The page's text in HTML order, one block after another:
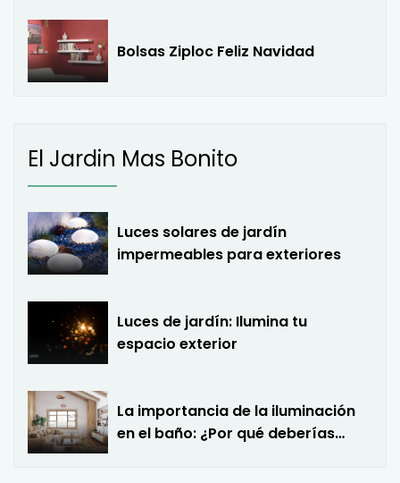
Bolsas Ziploc Feliz Navidad
El Jardin Mas Bonito
Luces solares de jardín
impermeables para exteriores
Luces de jardín: Ilumina tu
espacio exterior
La importancia de la iluminación
en el baño: ¿Por qué deberías